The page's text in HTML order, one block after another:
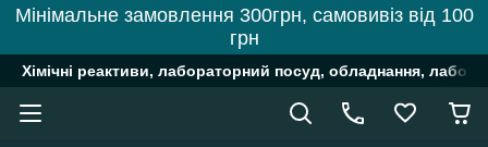
Мінімальне замовлення 300грн, самовивіз від 100
грн
Хімічні реактиви, лабораторний посуд, обладнання,